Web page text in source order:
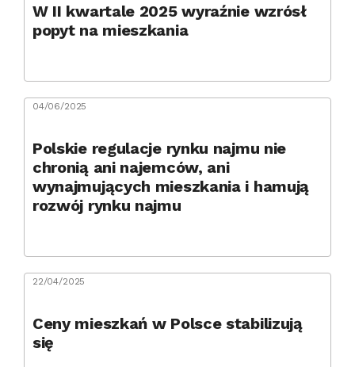
W II kwartale 2025 wyraźnie wzrósł
popyt na mieszkania
04/06/2025
Polskie regulacje rynku najmu nie
chronią ani najemców, ani
wynajmujących mieszkania i hamują
rozwój rynku najmu
22/04/2025
Ceny mieszkań w Polsce stabilizują
się